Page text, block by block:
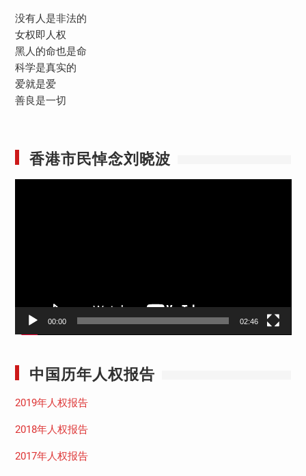
没有人是非法的
女权即人权
黑人的命也是命
科学是真实的
爱就是爱
善良是一切
香港市民悼念刘晓波
00:00 02:46
中国历年人权报告
2019年人权报告
2018年人权报告
2017年人权报告